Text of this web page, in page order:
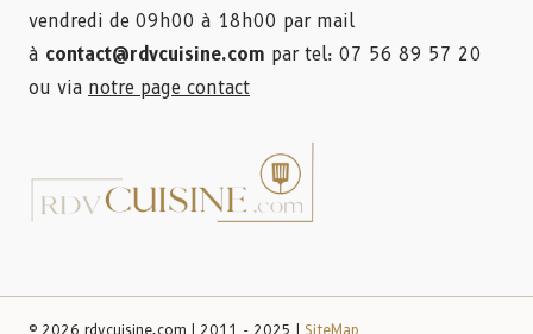
vendredi de 09h00 à 18h00 par mail
à contact@rdvcuisine.com par tel: 07 56 89 57 20
ou via notre page contact
© 2026 rdvcuisine.com | 2011 - 2025 | SiteMap